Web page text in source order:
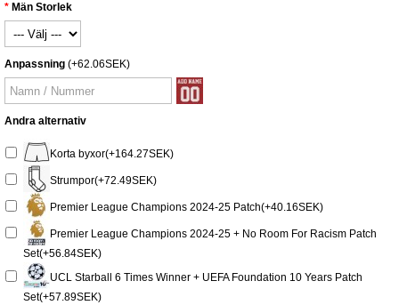
Män Storlek
Anpassning (+62.06SEK)
Andra alternativ
Korta byxor(+164.27SEK)
Strumpor(+72.49SEK)
Premier League Champions 2024-25 Patch(+40.16SEK)
Premier League Champions 2024-25 + No Room For Racism Patch
Set(+56.84SEK)
UCL Starball 6 Times Winner + UEFA Foundation 10 Years Patch
Set(+57.89SEK)